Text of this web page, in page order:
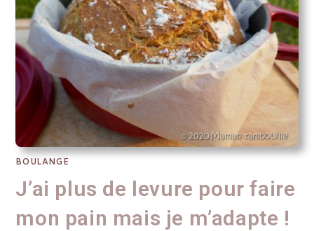
BOULANGE
J’ai plus de levure pour faire
mon pain mais je m’adapte !